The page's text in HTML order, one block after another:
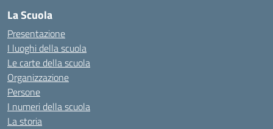
La Scuola
Presentazione
I luoghi della scuola
Le carte della scuola
Organizzazione
Persone
I numeri della scuola
La storia